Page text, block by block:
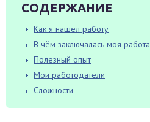
СОДЕРЖАНИЕ
Как я нашёл работу
В чём заключалась моя работа
Полезный опыт
Мои работодатели
Сложности